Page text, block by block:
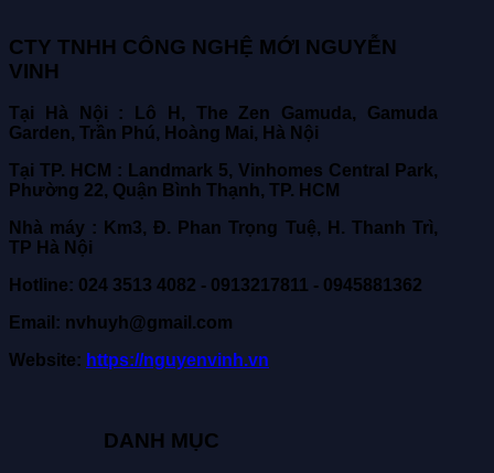
CTY TNHH CÔNG NGHỆ MỚI NGUYỄN
VINH
Tại Hà Nội : Lô H, The Zen Gamuda, Gamuda
Garden, Trần Phú, Hoàng Mai, Hà Nội
Tại TP. HCM : Landmark 5, Vinhomes Central Park,
Phường 22, Quận Bình Thạnh, TP. HCM
Nhà máy : Km3, Đ. Phan Trọng Tuệ, H. Thanh Trì,
TP Hà Nội
Hotline: 024 3513 4082 - 0913217811 - 0945881362
Email: nvhuyh@gmail.com
Website: https://nguyenvinh.vn
DANH MỤC